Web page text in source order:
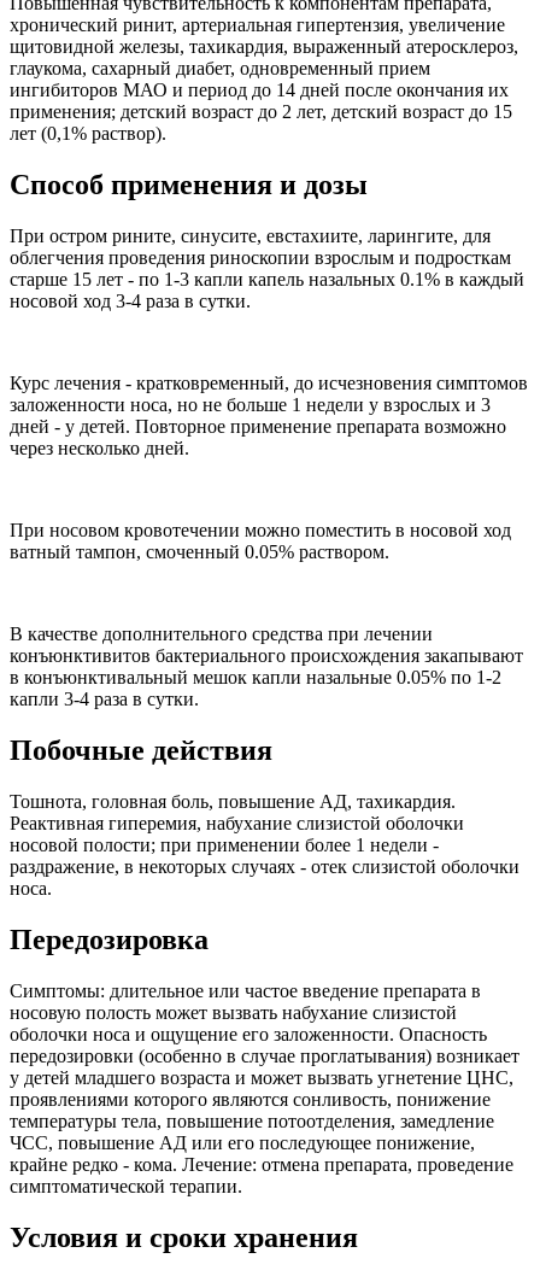
хронический ринит, артериальная гипертензия, увеличение
щитовидной железы, тахикардия, выраженный атеросклероз,
глаукома, сахарный диабет, одновременный прием
ингибиторов МАО и период до 14 дней после окончания их
применения; детский возраст до 2 лет, детский возраст до 15
лет (0,1% раствор).
Способ применения и дозы
При остром рините, синусите, евстахиите, ларингите, для
облегчения проведения риноскопии взрослым и подросткам
старше 15 лет - по 1-3 капли капель назальных 0.1% в каждый
носовой ход 3-4 раза в сутки.
Курс лечения - кратковременный, до исчезновения симптомов
заложенности носа, но не больше 1 недели у взрослых и 3
дней - у детей. Повторное применение препарата возможно
через несколько дней.
При носовом кровотечении можно поместить в носовой ход
ватный тампон, смоченный 0.05% раствором.
В качестве дополнительного средства при лечении
конъюнктивитов бактериального происхождения закапывают
в конъюнктивальный мешок капли назальные 0.05% по 1-2
капли 3-4 раза в сутки.
Побочные действия
Тошнота, головная боль, повышение АД, тахикардия.
Реактивная гиперемия, набухание слизистой оболочки
носовой полости; при применении более 1 недели -
раздражение, в некоторых случаях - отек слизистой оболочки
носа.
Передозировка
Симптомы: длительное или частое введение препарата в
носовую полость может вызвать набухание слизистой
оболочки носа и ощущение его заложенности. Опасность
передозировки (особенно в случае проглатывания) возникает
у детей младшего возраста и может вызвать угнетение ЦНС,
проявлениями которого являются сонливость, понижение
температуры тела, повышение потоотделения, замедление
ЧСС, повышение АД или его последующее понижение,
крайне редко - кома. Лечение: отмена препарата, проведение
симптоматической терапии.
Условия и сроки хранения